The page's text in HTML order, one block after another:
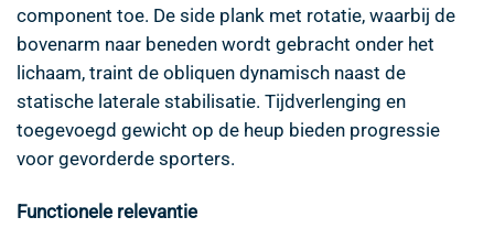
component toe. De side plank met rotatie, waarbij de
bovenarm naar beneden wordt gebracht onder het
lichaam, traint de obliquen dynamisch naast de
statische laterale stabilisatie. Tijdverlenging en
toegevoegd gewicht op de heup bieden progressie
voor gevorderde sporters.
Functionele relevantie